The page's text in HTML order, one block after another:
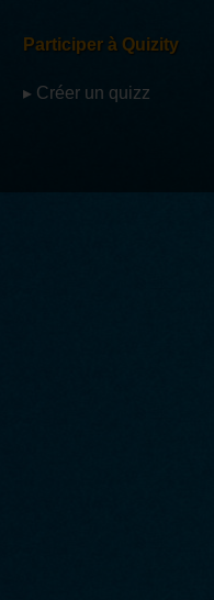
Participer à Quizity
▸ Créer un quizz